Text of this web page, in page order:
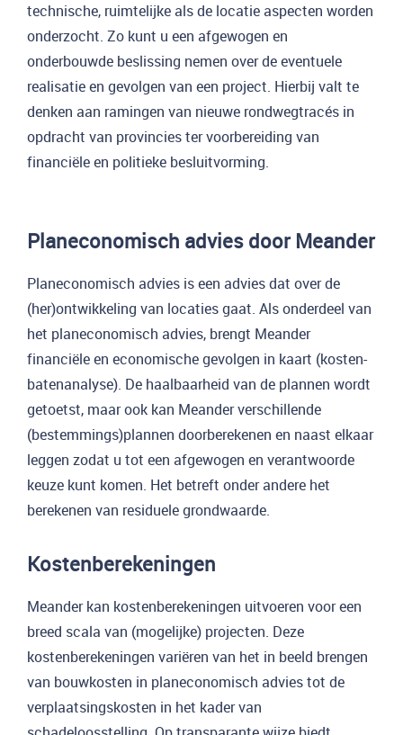
technische, ruimtelijke als de locatie aspecten worden
onderzocht. Zo kunt u een afgewogen en
onderbouwde beslissing nemen over de eventuele
realisatie en gevolgen van een project. Hierbij valt te
denken aan ramingen van nieuwe rondwegtracés in
opdracht van provincies ter voorbereiding van
financiële en politieke besluitvorming.
Planeconomisch advies door Meander
Planeconomisch advies is een advies dat over de
(her)ontwikkeling van locaties gaat. Als onderdeel van
het planeconomisch advies, brengt Meander
financiële en economische gevolgen in kaart (kosten-
batenanalyse). De haalbaarheid van de plannen wordt
getoetst, maar ook kan Meander verschillende
(bestemmings)plannen doorberekenen en naast elkaar
leggen zodat u tot een afgewogen en verantwoorde
keuze kunt komen. Het betreft onder andere het
berekenen van residuele grondwaarde.
Kostenberekeningen
Meander kan kostenberekeningen uitvoeren voor een
breed scala van (mogelijke) projecten. Deze
kostenberekeningen variëren van het in beeld brengen
van bouwkosten in planeconomisch advies tot de
verplaatsingskosten in het kader van